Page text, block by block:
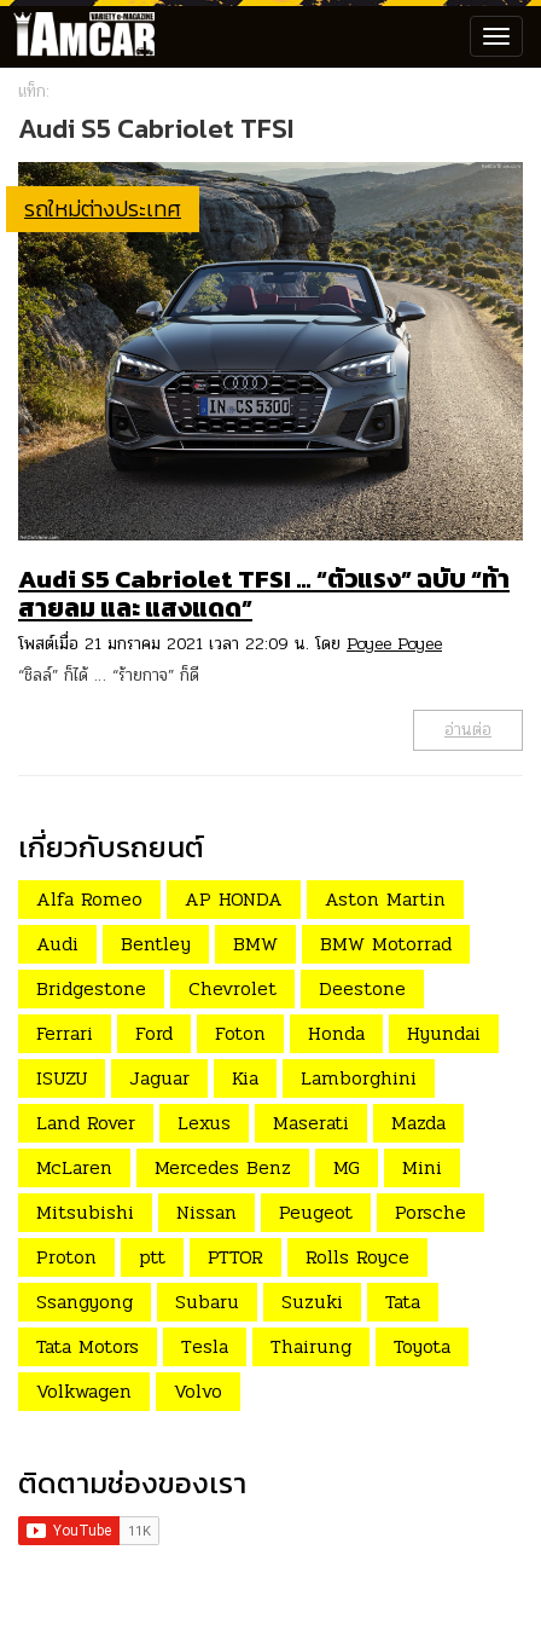
แท็ก:
Audi S5 Cabriolet TFSI
รถใหม่ต่างประเทศ
Audi S5 Cabriolet TFSI … “ตัวแรง” ฉบับ “ท้า
สายลม และ แสงแดด”
โพสต์เมื่อ 21 มกราคม 2021 เวลา 22:09 น. โดย Poyee Poyee
“ชิลล์” ก็ได้ … “ร้ายกาจ” ก็ดี
อ่านต่อ
เกี่ยวกับรถยนต์
Alfa Romeo AP HONDA
Aston Martin
Audi
Bentley BMW
BMW Motorrad
Bridgestone
Chevrolet
Deestone
Ferrari
Ford Foton Honda
Hyundai
ISUZU
Jaguar Kia
Lamborghini
Land Rover
Lexus Maserati
Mazda
McLaren
Mercedes Benz MG
Mini
Mitsubishi
Nissan Peugeot
Porsche
Proton
ptt PTTOR
Rolls Royce
Ssangyong
Subaru Suzuki
Tata
Tata Motors
Tesla Thairung
Toyota
Volkwagen
Volvo
ติดตามช่องของเรา